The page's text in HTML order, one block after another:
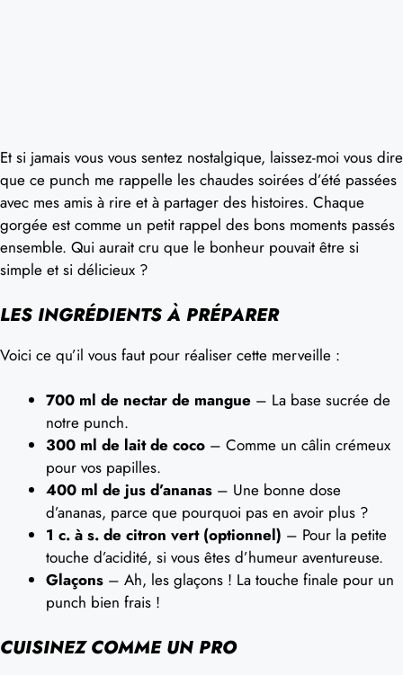
Et si jamais vous vous sentez nostalgique, laissez-moi vous dire
que ce punch me rappelle les chaudes soirées d’été passées
avec mes amis à rire et à partager des histoires. Chaque
gorgée est comme un petit rappel des bons moments passés
ensemble. Qui aurait cru que le bonheur pouvait être si
simple et si délicieux ?
LES INGRÉDIENTS À PRÉPARER
Voici ce qu’il vous faut pour réaliser cette merveille :
700 ml de nectar de mangue – La base sucrée de
notre punch.
300 ml de lait de coco – Comme un câlin crémeux
pour vos papilles.
400 ml de jus d’ananas – Une bonne dose
d’ananas, parce que pourquoi pas en avoir plus ?
1 c. à s. de citron vert (optionnel) – Pour la petite
touche d’acidité, si vous êtes d’humeur aventureuse.
Glaçons – Ah, les glaçons ! La touche finale pour un
punch bien frais !
CUISINEZ COMME UN PRO